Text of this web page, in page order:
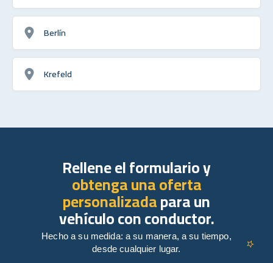
Berlín
Krefeld
Rellene el formulario y
obtenga una oferta
personalizadapara un
vehículo con conductor.
Hecho a su medida: a su manera, a su tiempo,
desde cualquier lugar.